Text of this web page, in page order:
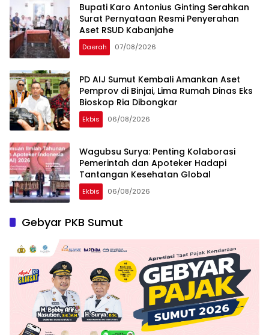
Bupati Karo Antonius Ginting Serahkan
Surat Pernyataan Resmi Penyerahan
Aset RSUD Kabanjahe
Daerah 07/08/2026
PD AIJ Sumut Kembali Amankan Aset
Pemprov di Binjai, Lima Rumah Dinas Eks
Bioskop Ria Dibongkar
Ekbis 06/08/2026
Wagubsu Surya: Penting Kolaborasi
Pemerintah dan Apoteker Hadapi
Tantangan Kesehatan Global
Ekbis 06/08/2026
Gebyar PKB Sumut